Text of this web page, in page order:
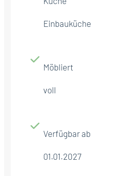
Einbauküche
Möbliert
voll
Verfügbar ab
01.01.2027